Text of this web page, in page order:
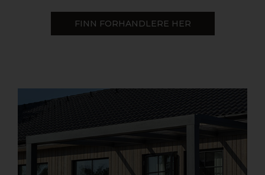
FINN FORHANDLERE HER